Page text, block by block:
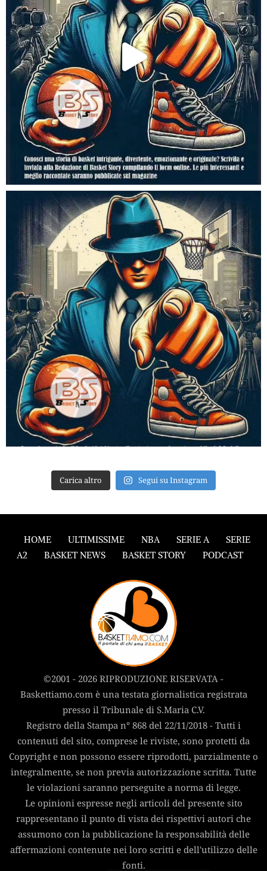
Carica altro Segui su Instagram
HOME ULTIMISSIME NBA SERIE A
SERIE
A2
BASKET NEWS BASKET STORY PODCAST
©2001 - 2026 RIPRODUZIONE RISERVATA -
Baskettiamo.com è una testata giornalistica registrata
presso il Tribunale di S.Maria C.V.
Registro della Stampa n° 868 del 22/11/2018 - Tutti i
contenuti del sito, comprese le riviste, sono protetti da
Copyright e non possono essere riprodotti, parzialmente o
integralmente, se non previa autorizzazione scritta. Tutte
le violazioni saranno perseguite a norma di legge.
Le opinioni espresse negli articoli del presente sito
rappresentano il punto di vista dei rispettivi autori che
assumono con la pubblicazione la responsabilità delle
affermazioni contenute nei loro scritti e dell'utilizzo delle
fonti.